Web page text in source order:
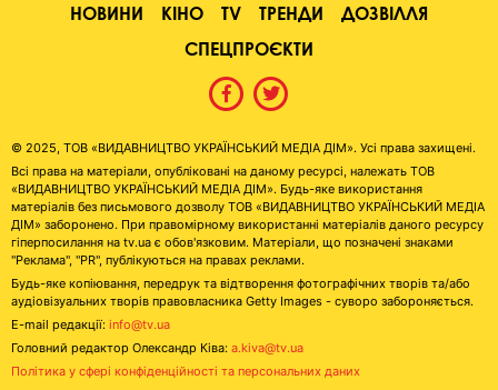
НОВИНИ КІНО TV ТРЕНДИ
ДОЗВІЛЛЯ
СПЕЦПРОЄКТИ
© 2025, ТОВ «ВИДАВНИЦТВО УКРАЇНСЬКИЙ МЕДІА ДІМ». Усі права захищені.
Всі права на матеріали, опубліковані на даному ресурсі, належать ТОВ
«ВИДАВНИЦТВО УКРАЇНСЬКИЙ МЕДІА ДІМ». Будь-яке використання
матеріалів без письмового дозволу ТОВ «ВИДАВНИЦТВО УКРАЇНСЬКИЙ МЕДІА
ДІМ» заборонено. При правомірному використанні матеріалів даного ресурсу
гіперпосилання на tv.ua є обов'язковим. Матеріали, що позначені знаками
"Реклама", "PR", публікуються на правах реклами.
Будь-яке копіювання, передрук та відтворення фотографічних творів та/або
аудіовізуальних творів правовласника Getty Images - суворо забороняється.
E-mail редакції: info@tv.ua
Головний редактор Олександр Ківа: a.kiva@tv.ua
Політика у сфері конфіденційності та персональних даних